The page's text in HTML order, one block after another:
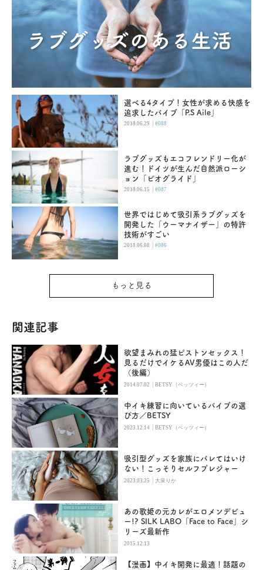
選べる4タイプ！女性が求める快感を
追求したバイブ「P.S Aile」
2018.06.29 |#088
ラブグッズもエコフレンドリー化が
進む！ドイツが生んだ自然派ローシ
ョン「ビオグライド」
2018.06.15 |#087
世界ではじめて吸引系ラブグッズを
開発した「ウーマナイザー」の特許
技術がすごい
2018.06.08 |#086
もっと見る
関連記事
欲望まみれの猛ピストンセックス！
見るだけでイケるAV男優はこの人だ
（後編）
2014.07.02 |BETSY（ベッツィー）
中イキ練習に向いているバイブの選
び方／BETSY
2023.12.14 |BETSY（ベッツィー）
吸引型グッズを家族にバレてはいけ
ない！こっそりセルフプレジャー
2023.03.25 |大泉りか
あの歌姫の元カレがエロメンデビュ
ー!? SILK LABO「Face to Face」シ
リーズ最新作
2015.12.13
【漫画】中イキ開発に最適！話題の